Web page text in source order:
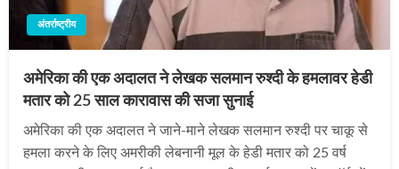
अंतर्राष्ट्रीय
अमेरिका की एक अदालत ने लेखक सलमान रुश्दी के हमलावर हेडी
मतार को 25 साल कारावास की सजा सुनाई
अमेरिका की एक अदालत ने जाने-माने लेखक सलमान रुश्‍दी पर चाकू से
हमला करने के लिए अमरीकी लेबनानी मूल के हेडी मतार को 25 वर्ष